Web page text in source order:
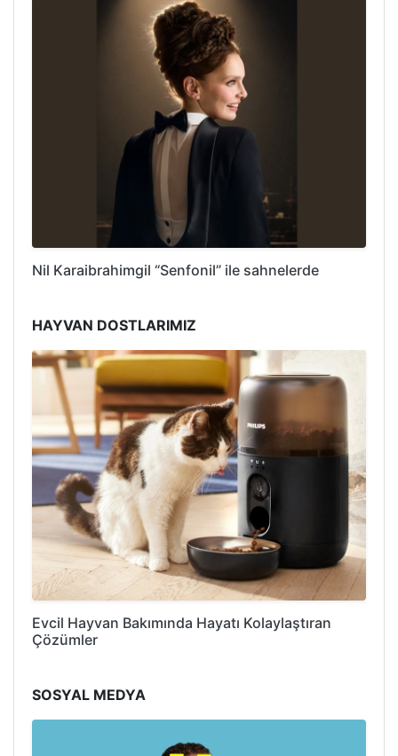
Nil Karaibrahimgil “Senfonil” ile sahnelerde
HAYVAN DOSTLARIMIZ
Evcil Hayvan Bakımında Hayatı Kolaylaştıran
Çözümler
SOSYAL MEDYA